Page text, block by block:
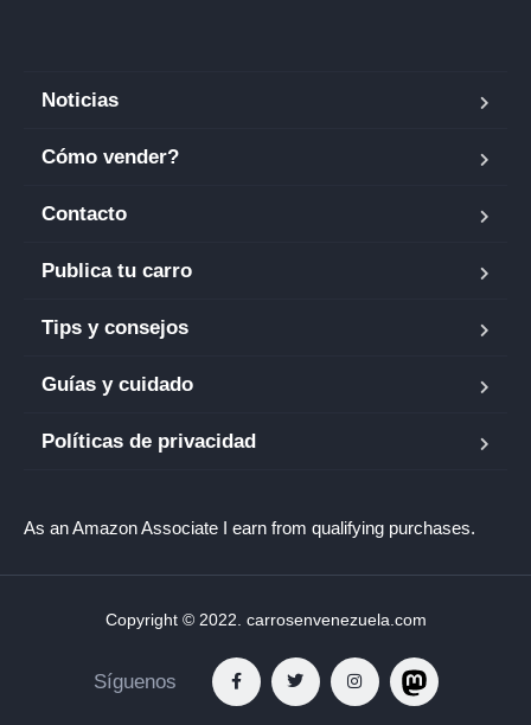
Noticias
Cómo vender?
Contacto
Publica tu carro
Tips y consejos
Guías y cuidado
Políticas de privacidad
As an Amazon Associate I earn from qualifying purchases.
Copyright © 2022. carrosenvenezuela.com
Síguenos